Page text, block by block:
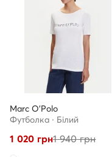
Marc O'Polo
Футболка · Білий
1 020 грн1 940грн